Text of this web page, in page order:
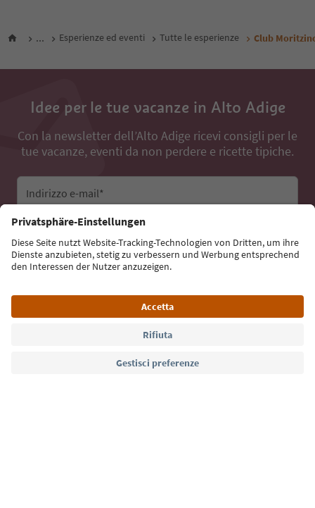
... Esperienze ed eventi Tutte le esperienze Club
Idee per le tue vacanze in Alto Adige
Con la newsletter dell’Alto Adige ricevi consigli per le
tue vacanze, eventi da non perdere e ricette tipiche.
Indirizzo e-mail*
Iscriviti alla newsletter